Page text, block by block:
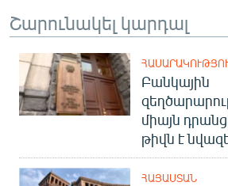
Շարունակել կարդալ
Բանկային
միայն
թիվն է
ՀԱՅԱՍՏԱՆ